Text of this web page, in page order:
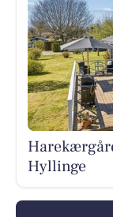
Hyllinge